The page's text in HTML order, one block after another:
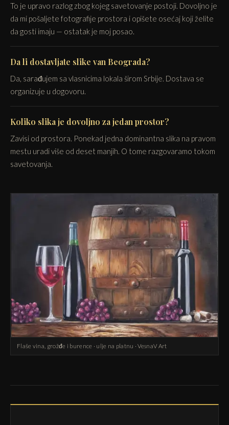
To je upravo razlog zbog kojeg savetovanje postoji. Dovoljno je
da mi pošaljete fotografije prostora i opišete osećaj koji želite
da gosti imaju — ostatak je moj posao.
Da li dostavljate slike van Beograda?
Da, sarađujem sa vlasnicima lokala širom Srbije. Dostava se
organizuje u dogovoru.
Koliko slika je dovoljno za jedan prostor?
Zavisi od prostora. Ponekad jedna dominantna slika na pravom
mestu uradi više od deset manjih. O tome razgovaramo tokom
savetovanja.
Flaše vina, grožđe i burence · ulje na platnu · VesnaV Art